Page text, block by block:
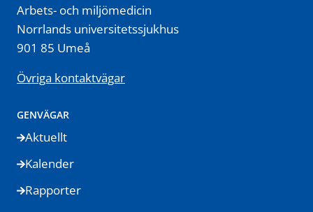
Arbets- och miljömedicin
Norrlands universitetssjukhus
901 85 Umeå
Övriga kontaktvägar
GENVÄGAR
Aktuellt
Kalender
Rapporter